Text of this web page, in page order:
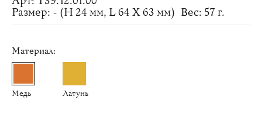
Размер: - (H 24 мм, L 64 Х 63 мм) Вес: 57 г.
Материал:
Медь Латунь